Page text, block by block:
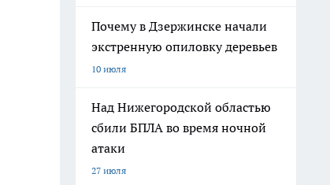
Почему в Дзержинске начали
экстренную опиловку деревьев
10 июля
Над Нижегородской областью
сбили БПЛА во время ночной
атаки
27 июля